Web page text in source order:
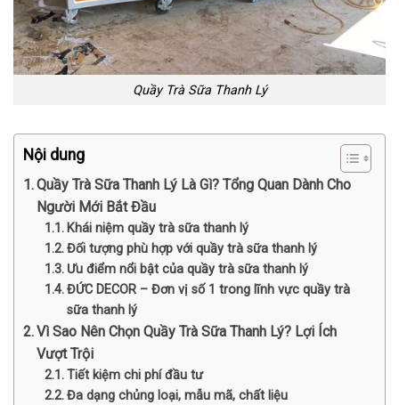
Quầy Trà Sữa Thanh Lý
Nội dung
Quầy Trà Sữa Thanh Lý Là Gì? Tổng Quan Dành Cho
Người Mới Bắt Đầu
Khái niệm quầy trà sữa thanh lý
Đối tượng phù hợp với quầy trà sữa thanh lý
Ưu điểm nổi bật của quầy trà sữa thanh lý
ĐỨC DECOR – Đơn vị số 1 trong lĩnh vực quầy trà
sữa thanh lý
Vì Sao Nên Chọn Quầy Trà Sữa Thanh Lý? Lợi Ích
Vượt Trội
Tiết kiệm chi phí đầu tư
Đa dạng chủng loại, mẫu mã, chất liệu